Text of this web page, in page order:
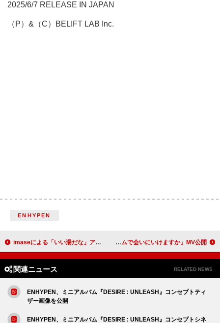
2025/6/7 RELEASE IN JAPAN
（P）&（C）BELIFT LAB Inc.
ENHYPEN
imaseによる「いい湯だな」アレンジカバーが配信リリース ずっと真夜中でいいのに。、「クリームで会いにいけますか」MV公開
関連ニュース RELATED NEWS
ENHYPEN、ミニアルバム『DESIRE : UNLEASH』コンセプトティ
ザー画像を公開
ENHYPEN、ミニアルバム『DESIRE : UNLEASH』コンセプトシネ